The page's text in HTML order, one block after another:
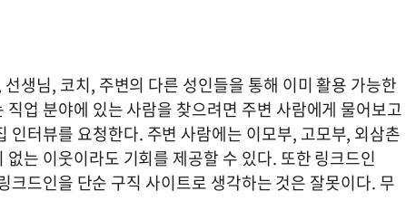
생님, 코치, 주변의 다른 성인들을 통해 이미 활용 가능한
업 분야에 있는 사람을 찾으려면 주변 사람에게 물어보고
인터뷰를 요청한다. 주변 사람에는 이모부, 고모부, 외삼촌
는 이웃이라도 기회를 제공할 수 있다. 또한 링크드인
드인을 단순 구직 사이트로 생각하는 것은 잘못이다. 무